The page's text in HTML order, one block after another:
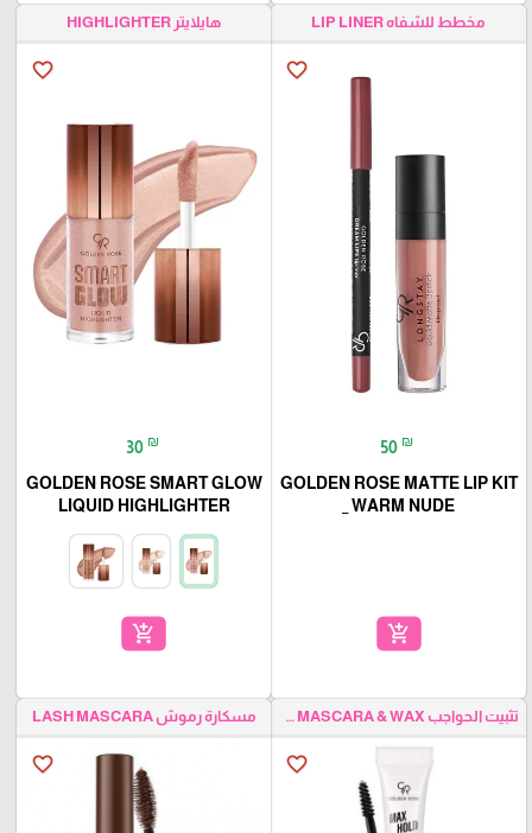
مخطط للشفاه LIP LINER
favorite_border
50 ₪
GOLDEN ROSE MATTE LIP KIT
_ WARM NUDE
add_shopping_cart
هايلايتر HIGHLIGHTER
favorite_border
30 ₪
GOLDEN ROSE SMART GLOW
LIQUID HIGHLIGHTER
add_shopping_cart
تثبيت الحواجب EYEBROW MASCARA & WAX
favorite_border
مسكارة رموش LASH MASCARA
favorite_border